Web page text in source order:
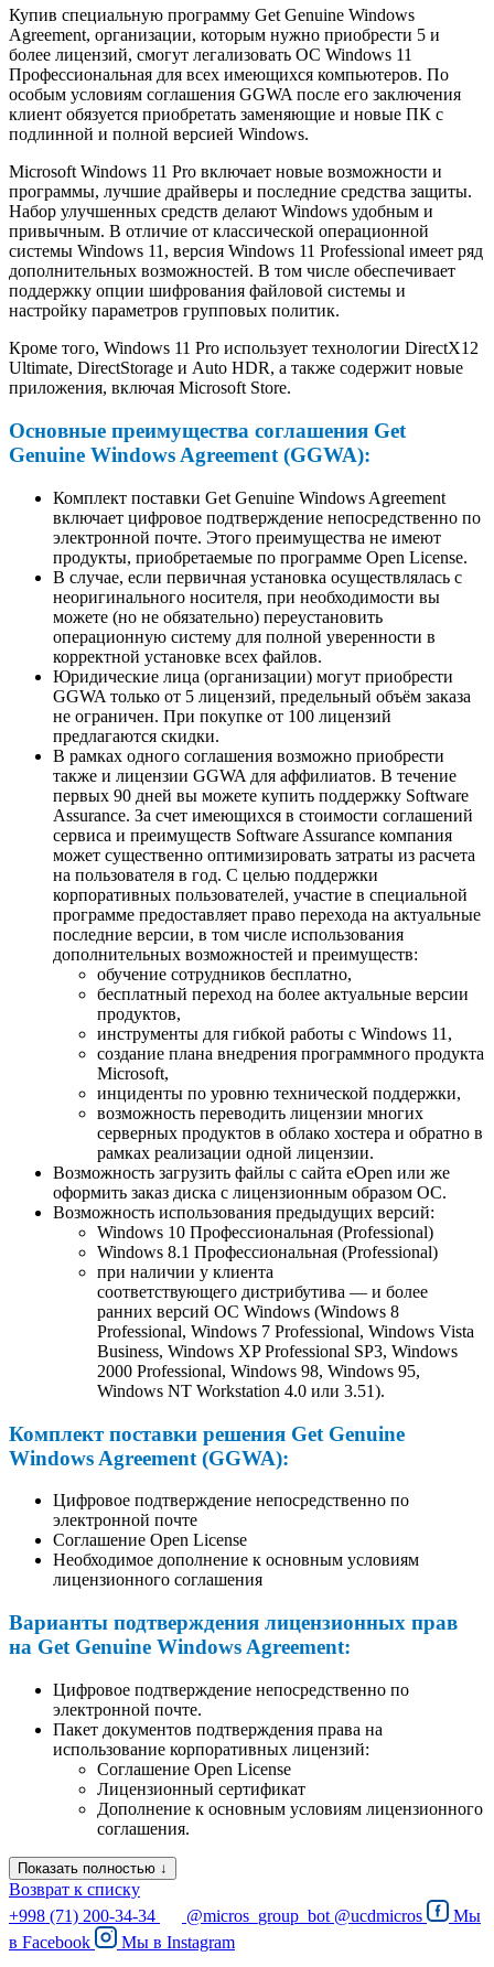
Купив специальную программу Get Genuine Windows
Agreement, организации, которым нужно приобрести 5 и
более лицензий, смогут легализовать ОС Windows 11
Профессиональная для всех имеющихся компьютеров. По
особым условиям соглашения GGWA после его заключения
клиент обязуется приобретать заменяющие и новые ПК с
подлинной и полной версией Windows.
Microsoft Windows 11 Pro включает новые возможности и
программы, лучшие драйверы и последние средства защиты.
Набор улучшенных средств делают Windows удобным и
привычным. В отличие от классической операционной
системы Windows 11, версия Windows 11 Professional имеет ряд
дополнительных возможностей. В том числе обеспечивает
поддержку опции шифрования файловой системы и
настройку параметров групповых политик.
Кроме того, Windows 11 Pro использует технологии DirectX12
Ultimate, DirectStorage и Auto HDR, а также содержит новые
приложения, включая Microsoft Store.
Основные преимущества соглашения Get
Genuine Windows Agreement (GGWA):
Комплект поставки Get Genuine Windows Agreement
включает цифровое подтверждение непосредственно по
электронной почте. Этого преимущества не имеют
продукты, приобретаемые по программе Open License.
В случае, если первичная установка осуществлялась с
неоригинального носителя, при необходимости вы
можете (но не обязательно) переустановить
операционную систему для полной уверенности в
корректной установке всех файлов.
Юридические лица (организации) могут приобрести
GGWA только от 5 лицензий, предельный объём заказа
не ограничен. При покупке от 100 лицензий
предлагаются скидки.
В рамках одного соглашения возможно приобрести
также и лицензии GGWA для аффилиатов. В течение
первых 90 дней вы можете купить поддержку Software
Assurance. За счет имеющихся в стоимости соглашений
сервиса и преимуществ Software Assurance компания
может существенно оптимизировать затраты из расчета
на пользователя в год. С целью поддержки
корпоративных пользователей, участие в специальной
программе предоставляет право перехода на актуальные
последние версии, в том числе использования
дополнительных возможностей и преимуществ:
обучение сотрудников бесплатно,
бесплатный переход на более актуальные версии
продуктов,
инструменты для гибкой работы с Windows 11,
создание плана внедрения программного продукта
Microsoft,
инциденты по уровню технической поддержки,
возможность переводить лицензии многих
серверных продуктов в облако хостера и обратно в
рамках реализации одной лицензии.
Возможность загрузить файлы с сайта eOpen или же
оформить заказ диска с лицензионным образом ОС.
Возможность использования предыдущих версий:
Windows 10 Профессиональная (Professional)
Windows 8.1 Профессиональная (Professional)
при наличии у клиента
соответствующего дистрибутива — и более
ранних версий ОС Windows (Windows 8
Professional, Windows 7 Professional, Windows Vista
Business, Windows XP Professional SP3, Windows
2000 Professional, Windows 98, Windows 95,
Windows NT Workstation 4.0 или 3.51).
Комплект поставки решения Get Genuine
Windows Agreement (GGWA):
Цифровое подтверждение непосредственно по
электронной почте
Соглашение Open License
Необходимое дополнение к основным условиям
лицензионного соглашения
Варианты подтверждения лицензионных прав
на Get Genuine Windows Agreement:
Цифровое подтверждение непосредственно по
электронной почте.
Пакет документов подтверждения права на
использование корпоративных лицензий:
Соглашение Open License
Лицензионный сертификат
Дополнение к основным условиям лицензионного
соглашения.
Показать полностью ↓
Возврат к списку
+998 (71) 200-34-34
@micros_group_bot @ucdmicros
Мы
в Facebook Мы в Instagram